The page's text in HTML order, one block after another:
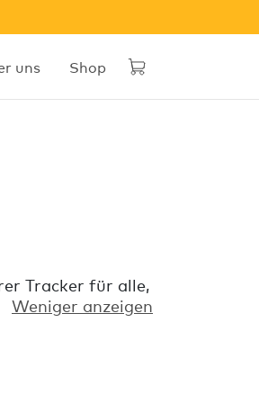
uns Shop
Tracker für alle,
Freiheit
zur einfachen
Weniger anzeigen